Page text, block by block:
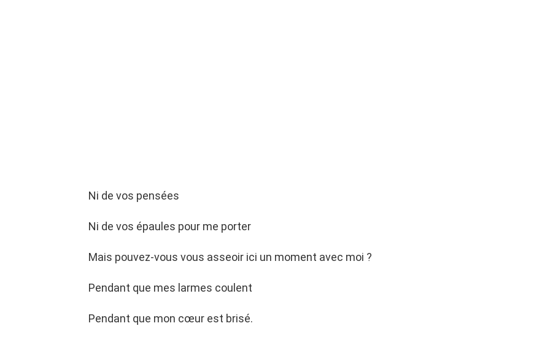
Ni de vos pensées
Ni de vos épaules pour me porter
Mais pouvez-vous vous asseoir ici un moment avec moi ?
Pendant que mes larmes coulent
Pendant que mon cœur est brisé.